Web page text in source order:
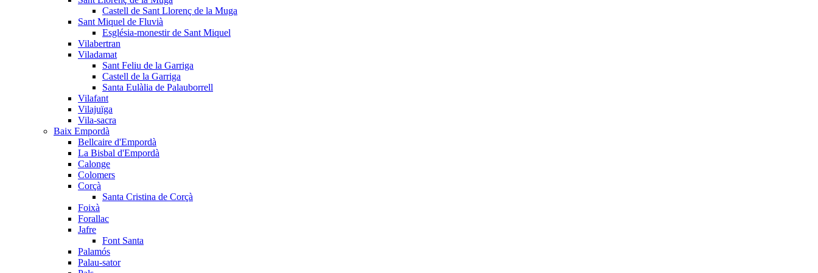
Castell de Sant Llorenç de la Muga
Sant Miquel de Fluvià
Església-monestir de Sant Miquel
Vilabertran
Viladamat
Sant Feliu de la Garriga
Castell de la Garriga
Santa Eulàlia de Palauborrell
Vilafant
Vilajuïga
Vila-sacra
Baix Empordà
Bellcaire d'Empordà
La Bisbal d'Empordà
Calonge
Colomers
Corçà
Santa Cristina de Corçà
Foixà
Forallac
Jafre
Font Santa
Palamós
Palau-sator